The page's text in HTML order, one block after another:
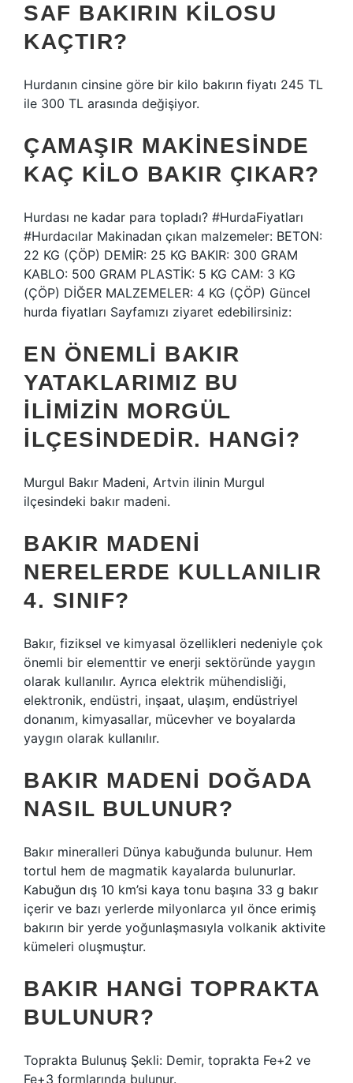
SAF BAKIRIN KILOSU
KAÇTIR?
Hurdanın cinsine göre bir kilo bakırın fiyatı 245 TL
ile 300 TL arasında değişiyor.
ÇAMAŞIR MAKINESINDE
KAÇ KILO BAKIR ÇIKAR?
Hurdası ne kadar para topladı? #HurdaFiyatları
#Hurdacılar Makinadan çıkan malzemeler: BETON:
22 KG (ÇÖP) DEMİR: 25 KG BAKIR: 300 GRAM
KABLO: 500 GRAM PLASTİK: 5 KG CAM: 3 KG
(ÇÖP) DİĞER MALZEMELER: 4 KG (ÇÖP) Güncel
hurda fiyatları Sayfamızı ziyaret edebilirsiniz:
EN ÖNEMLI BAKIR
YATAKLARIMIZ BU
ILIMIZIN MORGÜL
ILÇESINDEDIR. HANGI?
Murgul Bakır Madeni, Artvin ilinin Murgul
ilçesindeki bakır madeni.
BAKIR MADENI
NERELERDE KULLANILIR
4. SINIF?
Bakır, fiziksel ve kimyasal özellikleri nedeniyle çok
önemli bir elementtir ve enerji sektöründe yaygın
olarak kullanılır. Ayrıca elektrik mühendisliği,
elektronik, endüstri, inşaat, ulaşım, endüstriyel
donanım, kimyasallar, mücevher ve boyalarda
yaygın olarak kullanılır.
BAKIR MADENI DOĞADA
NASIL BULUNUR?
Bakır mineralleri Dünya kabuğunda bulunur. Hem
tortul hem de magmatik kayalarda bulunurlar.
Kabuğun dış 10 km’si kaya tonu başına 33 g bakır
içerir ve bazı yerlerde milyonlarca yıl önce erimiş
bakırın bir yerde yoğunlaşmasıyla volkanik aktivite
kümeleri oluşmuştur.
BAKIR HANGI TOPRAKTA
BULUNUR?
Toprakta Bulunuş Şekli: Demir, toprakta Fe+2 ve
Fe+3 formlarında bulunur.